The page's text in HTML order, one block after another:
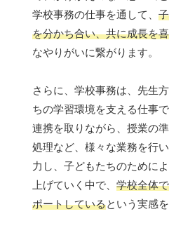
学校事務の仕事を通して、
を分かち合い、共に成長を
なやりがいに繋がります。
さらに、学校事務は、先生
ちの学習環境を支える仕事
連携を取りながら、授業の
処理など、様々な業務を行
力し、子どもたちのために
上げていく中で、 学校全体
ポートしているという実感